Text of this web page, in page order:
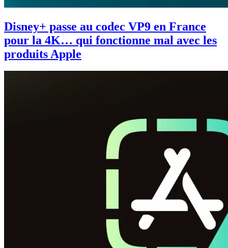
Disney+ passe au codec VP9 en France
pour la 4K… qui fonctionne mal avec les
produits Apple